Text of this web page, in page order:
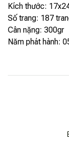
Kích thước:
Số trang: 187
Cân nặng: 300gr
Năm phát hành: